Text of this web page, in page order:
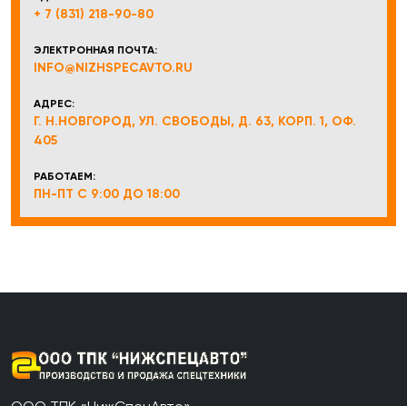
+ 7 (831) 218-90-80
ЭЛЕКТРОННАЯ ПОЧТА:
INFO@NIZHSPECAVTO.RU
АДРЕС:
Г. Н.НОВГОРОД, УЛ. СВОБОДЫ, Д. 63, КОРП. 1, ОФ.
405
РАБОТАЕМ:
ПН-ПТ С 9:00 ДО 18:00